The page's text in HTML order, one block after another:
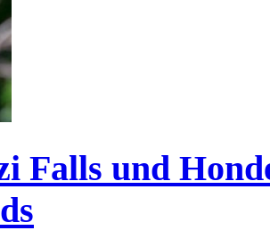
Falls und